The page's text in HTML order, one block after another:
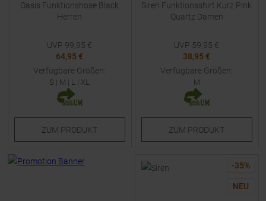
Oasis Funktionshose Black
Herren
UVP 99,95 €
64,95 €
Verfügbare Größen:
S | M | L | XL
ZUM PRODUKT
Siren Funktionsshirt Kurz Pink
Quartz Damen
UVP 59,95 €
38,95 €
Verfügbare Größen:
M
ZUM PRODUKT
-35%
NEU